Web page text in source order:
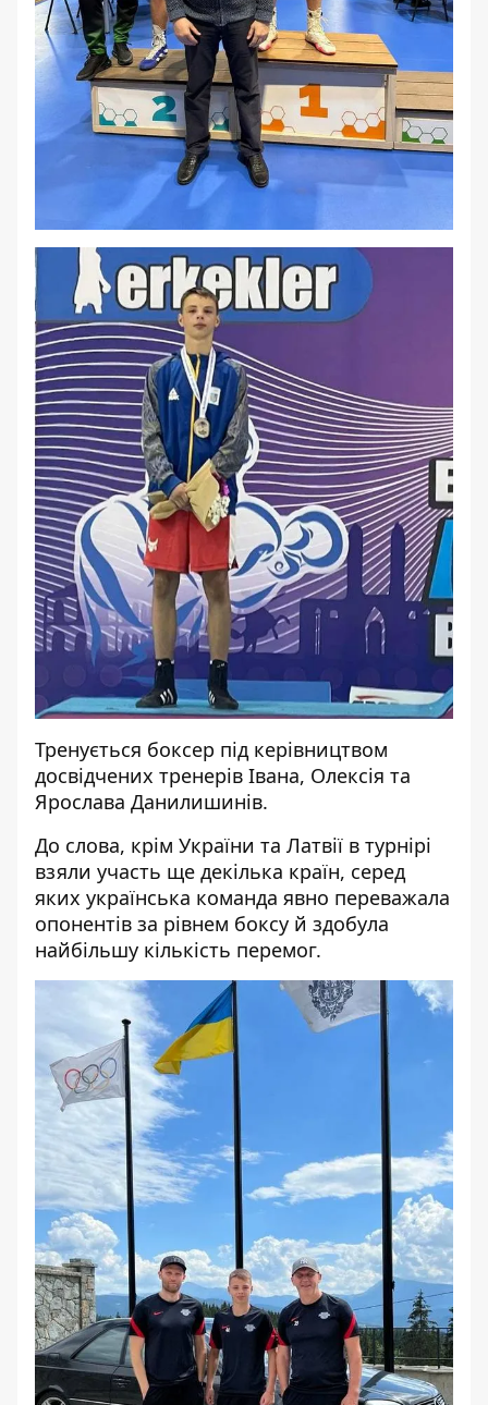
Тренується боксер під керівництвом
досвідчених тренерів Івана, Олексія та
Ярослава Данилишинів.
До слова, крім України та Латвії в турнірі
взяли участь ще декілька країн, серед
яких українська команда явно переважала
опонентів за рівнем боксу й здобула
найбільшу кількість перемог.